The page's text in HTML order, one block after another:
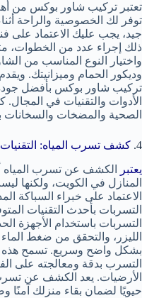
تعتبر تركيب شاور بوكس من
توفر لك الخصوصية والراحة
جيد، يجب عليك الاعتماد
ذلك إجراء عدد من الخطوات،
واختيار النوع المناسب من
وديكور الحمام وميزانيتك.
تركيب شاور بوكس بأفضل
الأدوات والتقنيات في المجال.
الصحية والمضخات والسخانات
4. كشف تسرب المياه:
يعتبر
الكشف عن تسرب المياه
المنازل في الكويت، ولكنها
الاعتماد على خبراء السباكة
التسربات بأحدث التقنيات
التسربات باستخدام الأجهزة
الليزر، والتحقق من ضغط
بشكل واضح وسريع. تسمح هذه
التسرب بدقة ومعالجته على
الأرضيات. يعد الكشف عن تسرب
حيويًا لضمان بقاء منزلك آمنًا